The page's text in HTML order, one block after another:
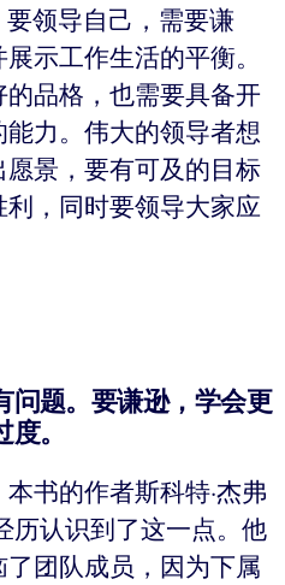
领导自己，需要谦
示工作生活的平衡。
品格，也需要具备开
力。伟大的领导者想
景，要有可及的目标
，同时要领导大家应
问题。要谦逊，学会更
。
书的作者斯科特·杰弗
历认识到了这一点。他
团队成员，因为下属